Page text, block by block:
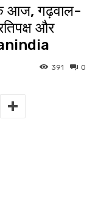
आज, गढ़वाल-
और
0
391